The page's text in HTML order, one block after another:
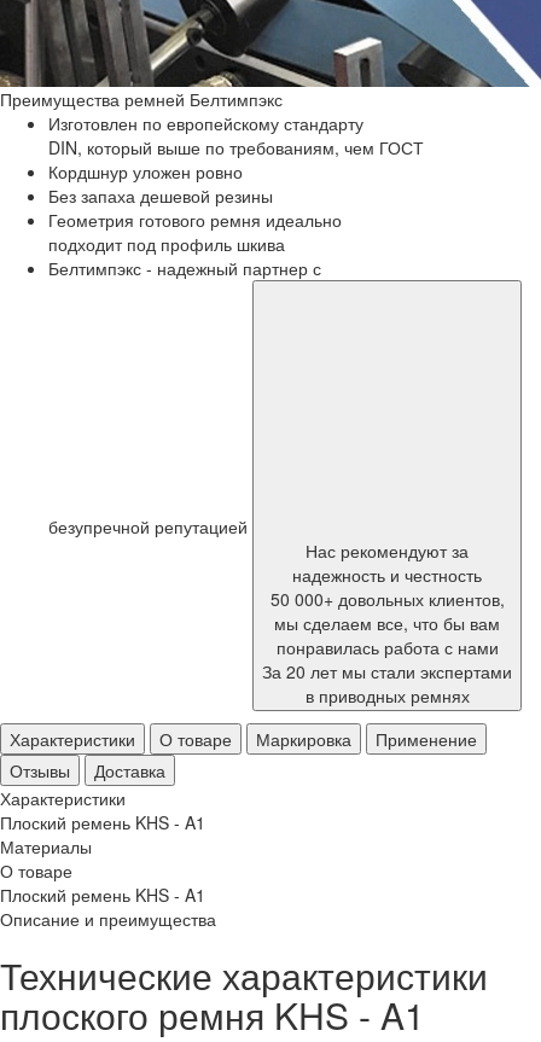
Преимущества ремней Белтимпэкс
Изготовлен по европейскому стандарту
DIN, который выше по требованиям, чем ГОСТ
Кордшнур уложен ровно
Без запаха дешевой резины
Геометрия готового ремня идеально
подходит под профиль шкива
Белтимпэкс - надежный партнер с
безупречной репутацией
Нас рекомендуют за
надежность и честность
50 000+ довольных клиентов,
мы сделаем все, что бы вам
понравилась работа с нами
За 20 лет мы стали экспертами
в приводных ремнях
Характеристики
О товаре Маркировка
Применение
Отзывы
Доставка
Характеристики
Плоский ремень KHS - A1
Материалы
О товаре
Плоский ремень KHS - A1
Описание и преимущества
Технические характеристики
плоского ремня KHS - A1